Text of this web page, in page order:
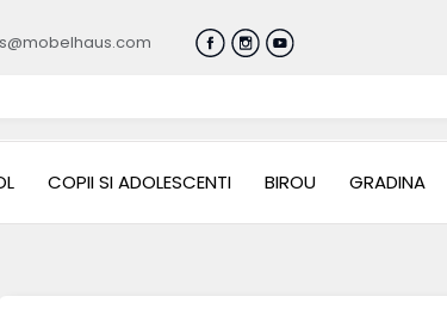
COPII SI ADOLESCENTI BIROU GRADINA